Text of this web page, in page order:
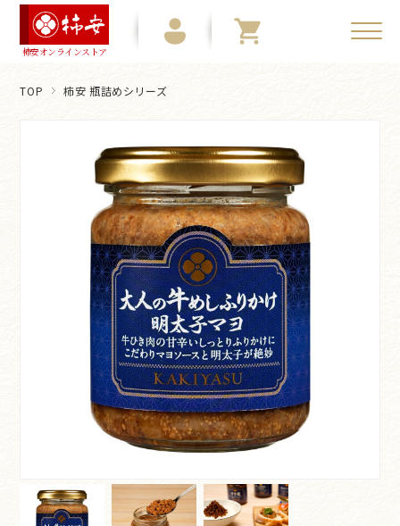
柿安オンラインストア
TOP 柿安 瓶詰めシリーズ